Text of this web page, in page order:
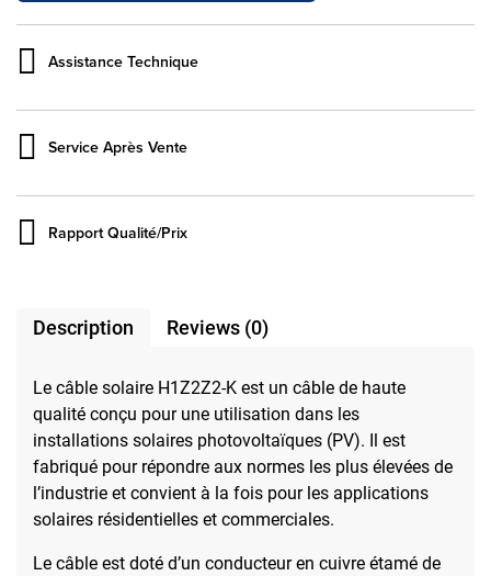
Assistance Technique
Service Après Vente
Rapport Qualité/Prix
Description Reviews (0)
Le câble solaire H1Z2Z2-K est un câble de haute
qualité conçu pour une utilisation dans les
installations solaires photovoltaïques (PV). Il est
fabriqué pour répondre aux normes les plus élevées de
l’industrie et convient à la fois pour les applications
solaires résidentielles et commerciales.
Le câble est doté d’un conducteur en cuivre étamé de